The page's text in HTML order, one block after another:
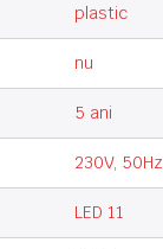
plastic
nu
5 ani
230V, 50Hz
LED 11